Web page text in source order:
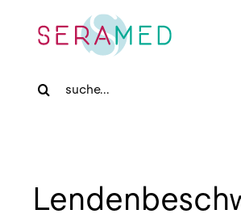
content
Home
Für Zuweiser
for: